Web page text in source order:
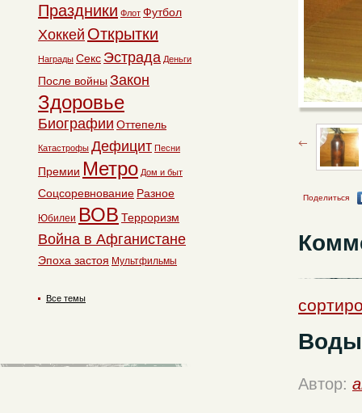
Поделиться
Воды
Автор:
Праздники Флот Футбол
Хоккей Открытки
Награды Секс Эстрада Деньги
После войны Закон
Здоровье
Биографии Оттепель
Катастрофы Дефицит Песни
Премии Метро Дом и быт
Соцсоревнование Разное
Юбилеи ВОВ Терроризм
Война в Афганистане
Эпоха застоя Мультфильмы
Все темы